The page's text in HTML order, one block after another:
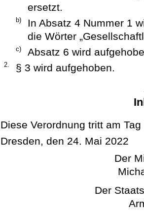
ersetzt.
b)
In Absatz 4 Nummer 1
die Wörter
c) Absatz 6 wird
2. § 3 wird aufgehoben.
Diese Verordnung tritt am
Dresden, den 24. Mai 2022
Der
Der